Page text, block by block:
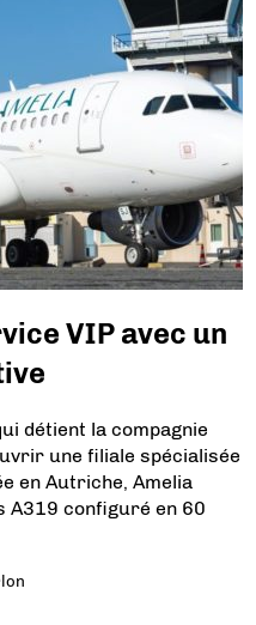
VIP avec un
détient la compagnie
une filiale spécialisée
en Autriche, Amelia
A319 configuré en 60